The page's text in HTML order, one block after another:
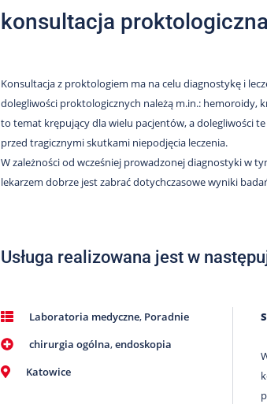
konsultacja proktologiczna
Konsultacja z proktologiem ma na celu diagnostykę i
dolegliwości proktologicznych należą m.in.: hemoroidy,
to temat krępujący dla wielu pacjentów, a dolegliwości
przed tragicznymi skutkami niepodjęcia leczenia.
W zależności od wcześniej prowadzonej diagnostyki w
lekarzem dobrze jest zabrać dotychczasowe wyniki
Usługa realizowana jest w
Laboratoria medyczne, Poradnie
chirurgia ogólna,endoskopia
Katowice